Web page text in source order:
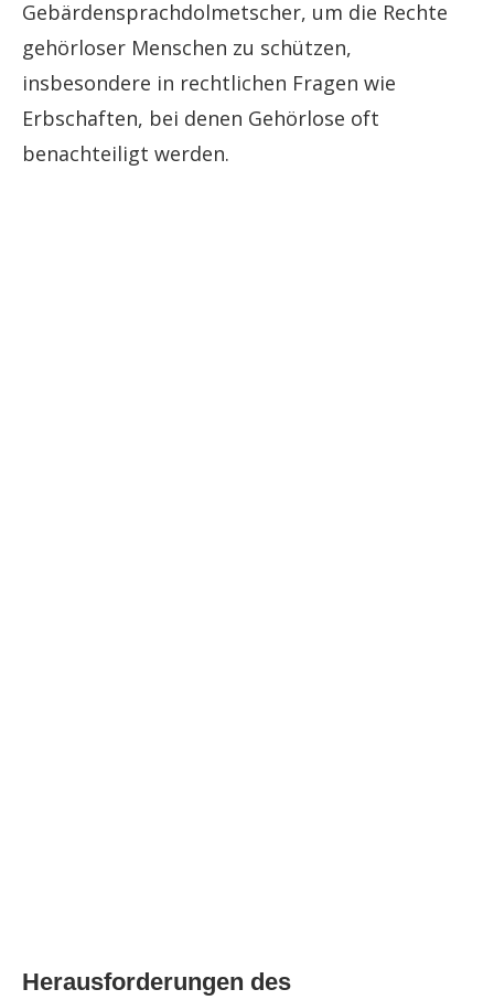
Gebärdensprachdolmetscher, um die Rechte
gehörloser Menschen zu schützen,
insbesondere in rechtlichen Fragen wie
Erbschaften, bei denen Gehörlose oft
benachteiligt werden.
Herausforderungen des